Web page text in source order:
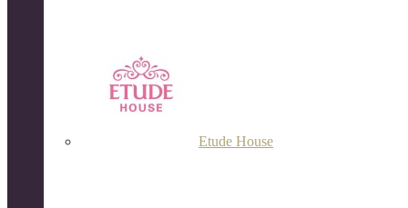
Etude House